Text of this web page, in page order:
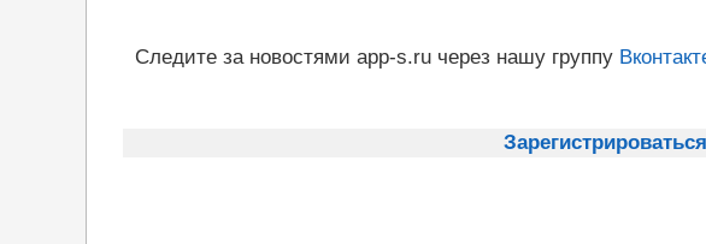
Следите за новостями app-s.ru через нашу группу
Зарегистрироваться